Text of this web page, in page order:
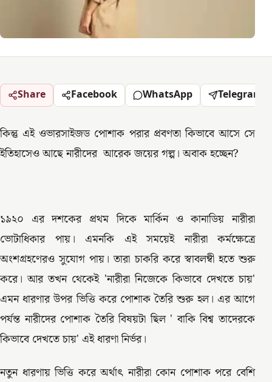
Share Facebook WhatsApp Telegram
কিন্তু এই ওভারসাইজড পোশাক পরার প্রবণতা কিভাবে আসে সে
ইতিহাসেও আছে নারীদের আরেক জয়ের গল্প। অবাক হচ্ছেন?
১৯২০ এর দশকের প্রথম দিকে মার্কিন ও কানাডিয় নারীরা
ভোটাধিকার পায়। এমনকি এই সময়েই নারীরা কর্মক্ষেত্রে
অংশগ্রহণেরও সুযোগ পায়। তারা চাকরি করে স্বাবলম্বী হতে শুরু
করে। আর তখন থেকেই 'নারীরা নিজেকে কিভাবে দেখতে চায়'
এমন ধারণার উপর ভিত্তি করে পোশাক তৈরি শুরু হল। এর আগে
পর্যন্ত নারীদের পোশাক তৈরি বিষয়টা ছিল ' বাকি বিশ্ব তাদেরকে
কিভাবে দেখতে চায়' এই ধারণা নির্ভর।
নতুন ধারণায় ভিত্তি করে অর্থাৎ নারীরা কোন পোশাক পরে বেশি